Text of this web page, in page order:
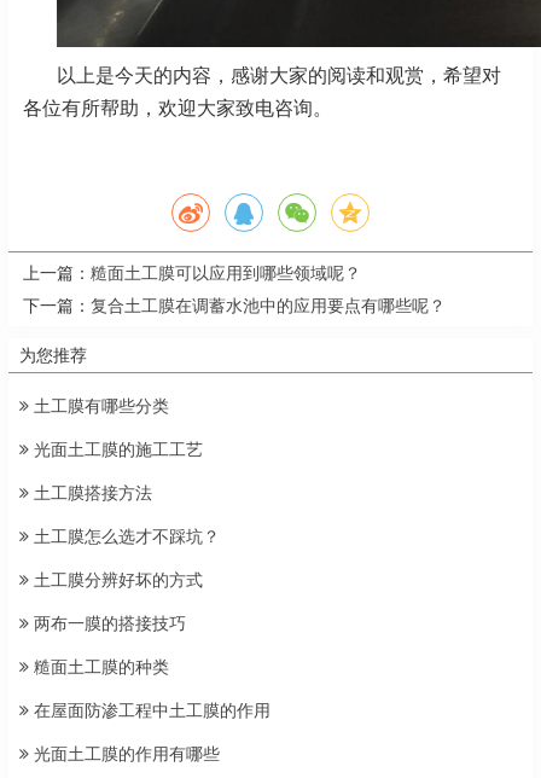
以上是今天的内容，感谢大家的阅读和观赏，希望对
各位有所帮助，欢迎大家致电咨询。
上一篇： 糙面土工膜可以应用到哪些领域呢？
下一篇： 复合土工膜在调蓄水池中的应用要点有哪些呢？
为您推荐
土工膜有哪些分类
光面土工膜的施工工艺
土工膜搭接方法
土工膜怎么选才不踩坑？
土工膜分辨好坏的方式
两布一膜的搭接技巧
糙面土工膜的种类
在屋面防渗工程中土工膜的作用
光面土工膜的作用有哪些